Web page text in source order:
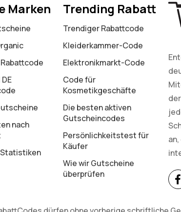
Marken
nach
Trending Rabatt
Trendiger Rabattcode
Kleiderkammer-Code
Elektronikmarkt-Code
Code für
Kosmetikgeschäfte
Die besten aktiven
Gutscheincodes
Persönlichkeitstest für
Käufer
Wie wir Gutscheine
überprüfen